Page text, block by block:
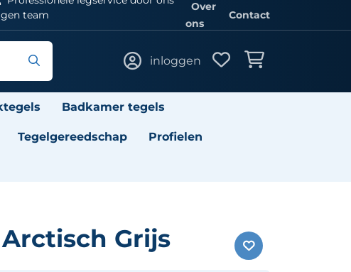
team
Over
ons
Contact
inloggen
Badkamer tegels
Tegelgereedschap Profielen
Grijs